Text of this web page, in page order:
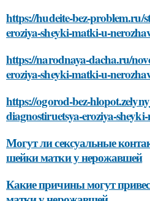
https://hudeite-bez-problem.ru/
eroziya-sheyki-matki-u-
https://narodnaya-dacha.ru/
eroziya-sheyki-matki-u-
https://ogorod-bez-
diagnostiruetsya-eroziya-
Могут ли сексуальные
шейки матки у нерожавшей
Какие причины могут